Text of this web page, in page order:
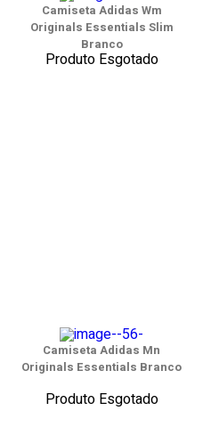
Camiseta Adidas Wm
Originals Essentials Slim
Branco
Produto Esgotado
Camiseta Adidas Mn
Originals Essentials Branco
Produto Esgotado